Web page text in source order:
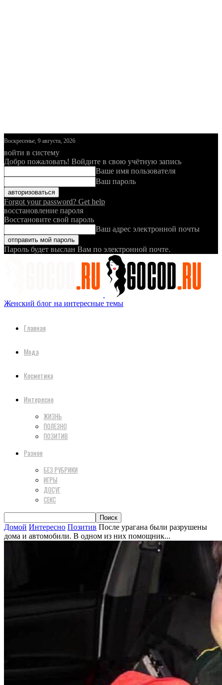
Воскресенье, 9 августа, 2026
войти в систему
Добро пожаловать! Войдите в свою учётную запись
Ваше имя пользователя
Ваш пароль
Forgot your password? Get help
восстановление пароля
Восстановите свой пароль
Ваш адрес электронной почты
Пароль будет выслан Вам по электронной почте.
Женский блог на интересные темы
Главная
Мода
Косметика
Интересно
ЖИЗНЬ
ПОЛЕЗНО
ПОЗИТИВ
Разное
БЕЗ РУБРИКИ
ИГРЫ
ДОСУГ
СЕКС
Домой Интересно Позитив После урагана были разрушены
дома и автомобили. В одном из них помощник...